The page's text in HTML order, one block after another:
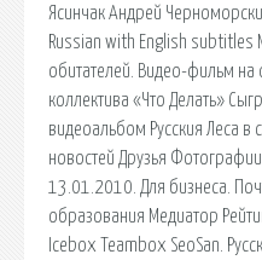
Ясинчак Андрей
Russian with English subtitles
обитателей. Видео-фильм на
коллектива «Что Делать»
видеоальбом Русския Леса в
новостей Друзья
13.01.2010. Для бизнеса.
образования Медиатор
Icebox Teambox SeoSan.